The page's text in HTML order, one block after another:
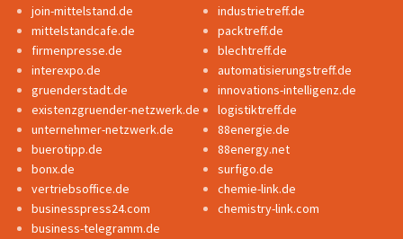
join-mittelstand.de
mittelstandcafe.de
firmenpresse.de
interexpo.de
gruenderstadt.de
existenzgruender-netzwerk.de
unternehmer-netzwerk.de
buerotipp.de
bonx.de
vertriebsoffice.de
businesspress24.com
business-telegramm.de
industrietreff.de
packtreff.de
blechtreff.de
automatisierungstreff.de
innovations-intelligenz.de
logistiktreff.de
88energie.de
88energy.net
surfigo.de
chemie-link.de
chemistry-link.com